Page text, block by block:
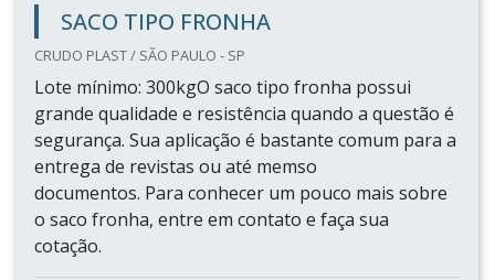
SACO TIPO FRONHA
CRUDO PLAST / SÃO PAULO - SP
Lote mínimo: 300kgO saco tipo fronha possui
grande qualidade e resistência quando a questão é
segurança. Sua aplicação é bastante comum para a
entrega de revistas ou até memso
documentos. Para conhecer um pouco mais sobre
o saco fronha, entre em contato e faça sua
cotação.